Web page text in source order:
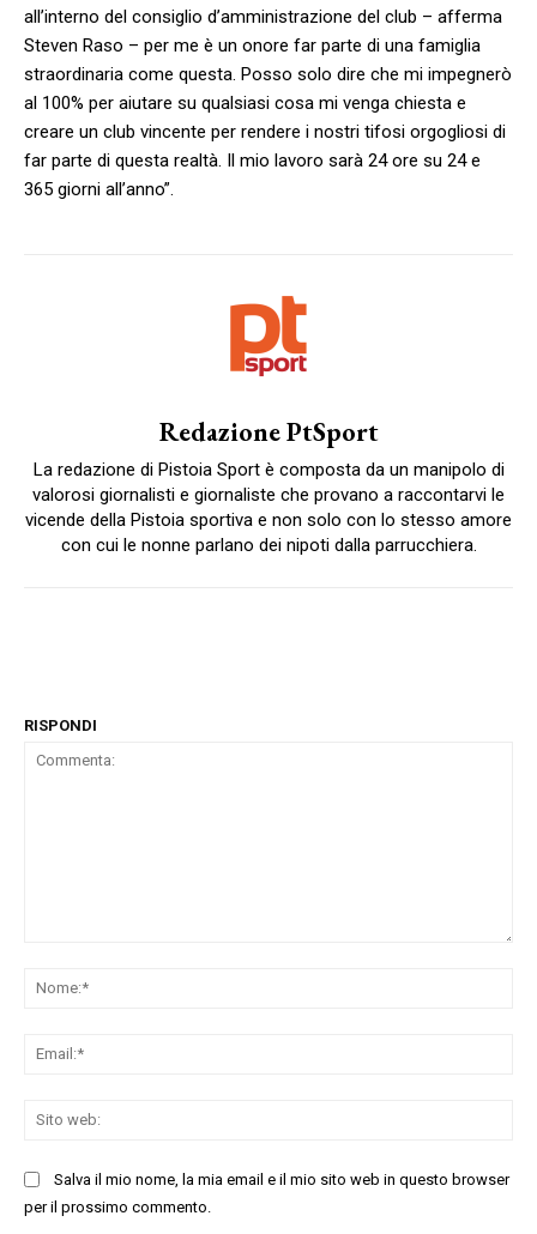
all’interno del consiglio d’amministrazione del club – afferma
Steven Raso – per me è un onore far parte di una famiglia
straordinaria come questa. Posso solo dire che mi impegnerò
al 100% per aiutare su qualsiasi cosa mi venga chiesta e
creare un club vincente per rendere i nostri tifosi orgogliosi di
far parte di questa realtà. Il mio lavoro sarà 24 ore su 24 e
365 giorni all’anno”.
Redazione PtSport
La redazione di Pistoia Sport è composta da un manipolo di
valorosi giornalisti e giornaliste che provano a raccontarvi le
vicende della Pistoia sportiva e non solo con lo stesso amore
con cui le nonne parlano dei nipoti dalla parrucchiera.
RISPONDI
Salva il mio nome, la mia email e il mio sito web in questo browser
per il prossimo commento.